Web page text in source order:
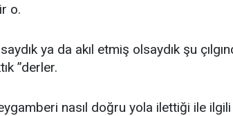
o.
ya da akıl etmiş olsaydık şu
”derler.
nasıl doğru yola ilettiği ile